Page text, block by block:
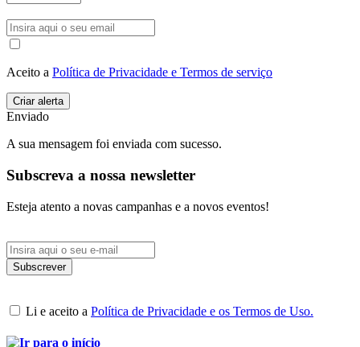
Aceito a Política de Privacidade e Termos de serviço
Enviado
A sua mensagem foi enviada com sucesso.
Subscreva a nossa newsletter
Esteja atento a novas campanhas e a novos eventos!
Li e aceito a Política de Privacidade e os Termos de Uso.